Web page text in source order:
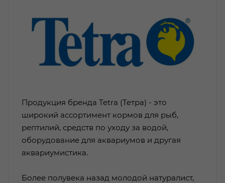
Продукция бренда Tetra (Тетра) - это
широкий ассортимент кормов для рыб,
рептилий, средств по уходу за водой,
оборудование для аквариумов и другая
аквариумистика.
Более полувека назад молодой натуралист,